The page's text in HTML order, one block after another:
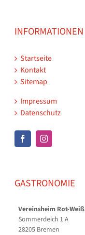
INFORMATIONEN
Startseite
Kontakt
Sitemap
Impressum
Datenschutz
GASTRONOMIE
Vereinsheim Rot-Weiß
Sommerdeich 1 A
28205 Bremen